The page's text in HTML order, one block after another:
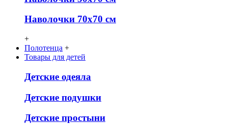
Наволочки 70х70 см
+
Полотенца +
Товары для детей
Детcкие одеяла
Детские подушки
Детские простыни